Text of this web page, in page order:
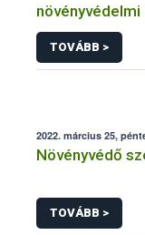
termésnövelő
TOVÁBB >
2022. március 25,
Növényvédő
TOVÁBB >